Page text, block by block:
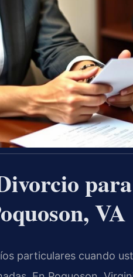
VA
particulares cuando